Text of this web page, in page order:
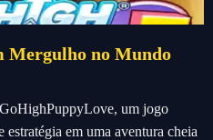
Mergulho no Mundo
um jogo
em uma aventura cheia